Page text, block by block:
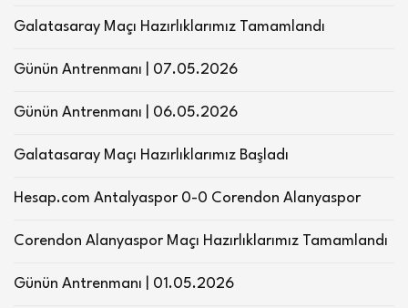
Galatasaray Maçı Hazırlıklarımız Tamamlandı
Günün Antrenmanı | 07.05.2026
Günün Antrenmanı | 06.05.2026
Galatasaray Maçı Hazırlıklarımız Başladı
Hesap.com Antalyaspor 0-0 Corendon Alanyaspor
Corendon Alanyaspor Maçı Hazırlıklarımız Tamamlandı
Günün Antrenmanı | 01.05.2026